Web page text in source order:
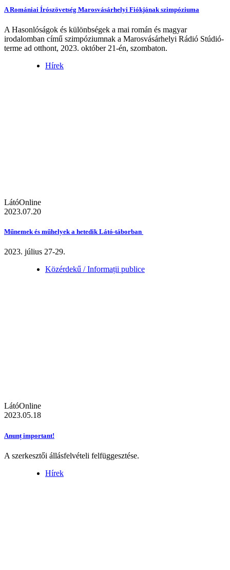
A Romániai Írószövetség Marosvásárhelyi Fiókjának szimpóziuma
A Hasonlóságok és különbségek a mai román és magyar
irodalomban című szimpóziumnak a Marosvásárhelyi Rádió Stúdió-
terme ad otthont, 2023. október 21-én, szombaton.
Hírek
LátóOnline
2023.07.20
Műnemek és műhelyek a hetedik Látó-táborban
2023. július 27-29.
Közérdekű / Informații publice
LátóOnline
2023.05.18
Anunț important!
A szerkesztői állásfelvételi felfüggesztése.
Hírek